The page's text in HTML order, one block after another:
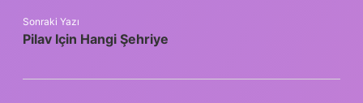
Sonraki Yazı
Pilav Için Hangi Şehriye